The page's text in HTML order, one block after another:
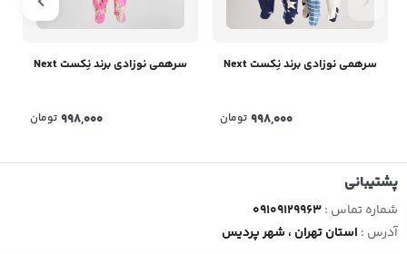
سرهمی نوزادی برند نِکست Next
998,000 تومان
سرهمی نوزادی برند نِکست Next
998,000 تومان
پشتیبانی
شماره تماس :09109129963
آدرس : استان تهران ، شهر پردیس